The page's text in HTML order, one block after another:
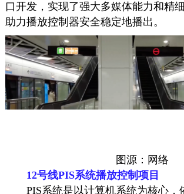
口开发，实现了强大多媒体能力和精
助力播放控制器安全稳定地播出。
图源：网络
12号线PIS系统播放控制项目
PIS系统是以计算机系统为核心，